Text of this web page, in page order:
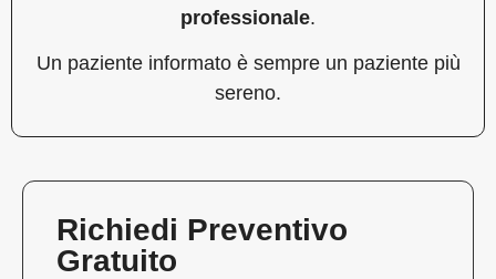
professionale.
Un paziente informato è sempre un paziente più
sereno.
Richiedi Preventivo
Gratuito